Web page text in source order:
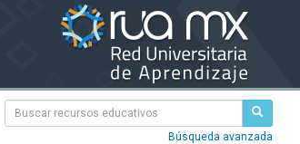
Búsqueda avanzada